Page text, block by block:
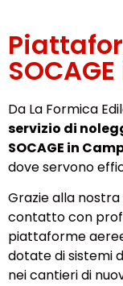
Da La Formica
servizio di
SOCAGE in
dove servono
Grazie alla
contatto con
piattaforme
dotate di sistemi
nei cantieri di